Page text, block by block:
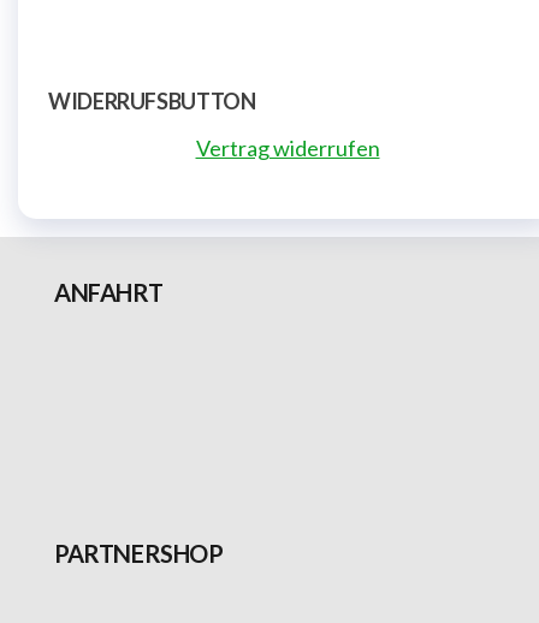
WIDERRUFSBUTTON
Vertrag widerrufen
ANFAHRT
PARTNERSHOP